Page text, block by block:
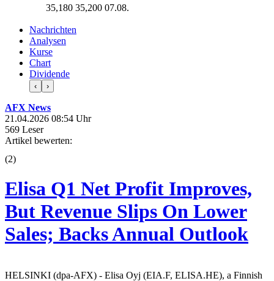
35,180 35,200 07.08.
Nachrichten
Analysen
Kurse
Chart
Dividende
‹ ›
AFX News
21.04.2026 08:54 Uhr
569 Leser
Artikel bewerten:
(2)
Elisa Q1 Net Profit Improves,
But Revenue Slips On Lower
Sales; Backs Annual Outlook
HELSINKI (dpa-AFX) - Elisa Oyj (EIA.F, ELISA.HE), a Finnish